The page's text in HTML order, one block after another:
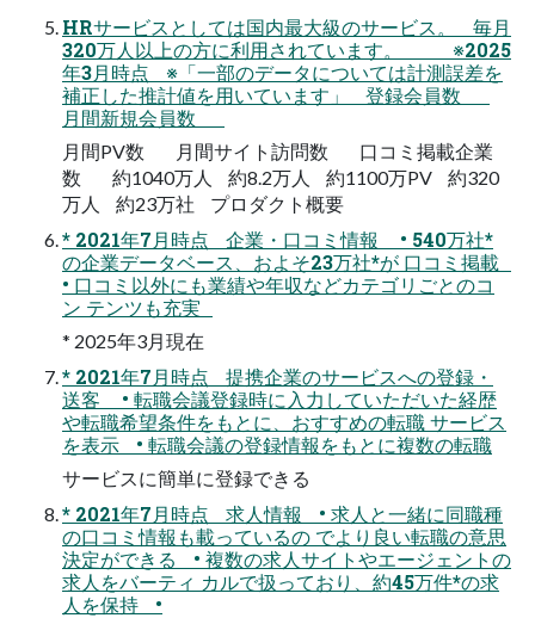
HRサービスとしては国内最大級のサービス。 毎月
320万人以上の方に利用されています。 ※2025
年3月時点 ※「一部のデータについては計測誤差を
補正した推計値を用いています」 登録会員数
月間新規会員数
月間PV数 月間サイト訪問数 口コミ掲載企業
数 約1040万人 約8.2万人 約1100万PV 約320
万人 約23万社 プロダクト概要
* 2021年7月時点 企業・口コミ情報 • 540万社*
の企業データベース、およそ23万社*が 口コミ掲載
• 口コミ以外にも業績や年収などカテゴリごとのコ
ン テンツも充実
* 2025年3月現在
* 2021年7月時点 提携企業のサービスへの登録・
送客 • 転職会議登録時に入力していただいた経歴
や転職希望条件をもとに、おすすめの転職 サービス
を表示 • 転職会議の登録情報をもとに複数の転職
サービスに簡単に登録できる
* 2021年7月時点 求人情報 • 求人と一緒に同職種
の口コミ情報も載っているの でより良い転職の意思
決定ができる • 複数の求人サイトやエージェントの
求人をバーティ カルで扱っており、約45万件*の求
人を保持 •